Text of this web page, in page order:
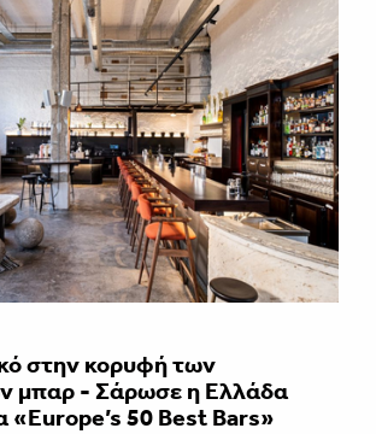
στην κορυφή των
μπαρ - Σάρωσε η Ελλάδα
«Europe’s 50 Best Bars»